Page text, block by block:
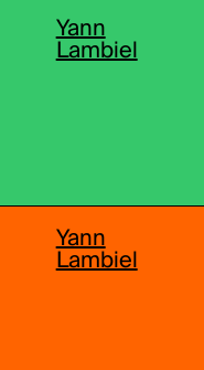
Yann
Lambiel
Yann
Lambiel